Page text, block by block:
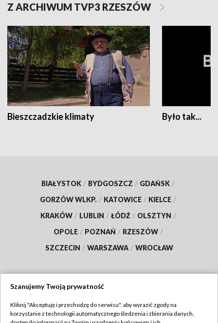
Z ARCHIWUM TVP3 RZESZÓW
Bieszczadzkie klimaty Było tak...
BIAŁYSTOK / BYDGOSZCZ / GDAŃSK /
GORZÓW WLKP. / KATOWICE / KIELCE /
KRAKÓW / LUBLIN / ŁÓDŹ / OLSZTYN /
OPOLE / POZNAŃ / RZESZÓW /
SZCZECIN / WARSZAWA / WROCŁAW
TVP
Szanujemy Twoją prywatność
Kliknij "Akceptuję i przechodzę do serwisu", aby wyrazić zgody na
korzystanie z technologii automatycznego śledzenia i zbierania danych,